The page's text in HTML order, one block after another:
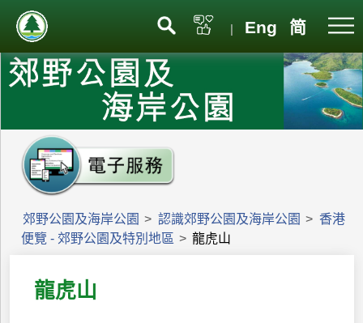
| Eng 简
郊野公園及海岸公園 > 認識郊野公園及海岸公園 > 香港
便覽 - 郊野公園及特別地區 > 龍虎山
龍虎山